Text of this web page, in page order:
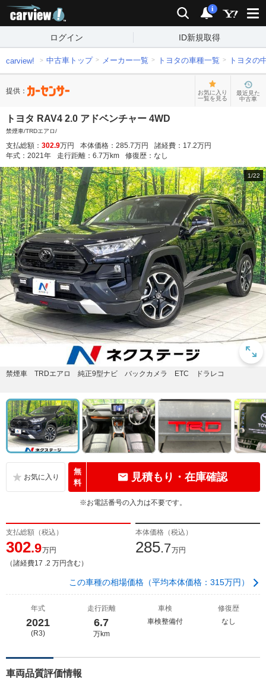
検索 通知
i
ログイン ID新規取得
carview! 中古車トップ メーカー一覧 トヨタの車種一覧 トヨタの
提供：
お気に入り
一覧を見る
最近見た
中古車
トヨタ RAV4 2.0 アドベンチャー 4WD
禁煙車/TRDエアロ/
支払総額： 302.9万円 本体価格： 285.7万円 諸経費： 17.2万円
年式： 2021年 走行距離： 6.7万km 修復歴： なし
1/22
禁煙車 TRDエアロ 純正9型ナビ バックカメラ ETC ドラレコ
無
料
見積もり・在庫確認
※お電話番号の入力は不要です。
支払総額（税込）
302.9万円
（諸経費17 .2 万円含む）
本体価格（税込）
285.7万円
この車種の相場価格（平均本体価格：315万円）
年式
2021
(R3)
走行距離
6.7
万km
車検
車検整備付
修復歴
なし
車両品質評価情報